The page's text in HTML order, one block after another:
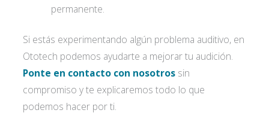
permanente.
Si estás experimentando algún problema auditivo, en
Ototech podemos ayudarte a mejorar tu audición.
Ponte en contacto con nosotros sin
compromiso y te explicaremos todo lo que
podemos hacer por ti.